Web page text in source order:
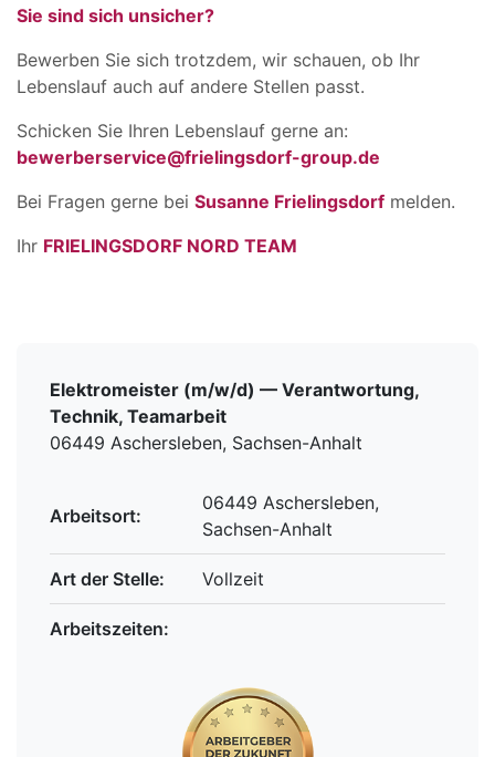
Sie sind sich unsicher?
Bewerben Sie sich trotzdem, wir schauen, ob Ihr
Lebenslauf auch auf andere Stellen passt.
Schicken Sie Ihren Lebenslauf gerne an:
bewerberservice@frielingsdorf-group.de
Bei Fragen gerne bei Susanne Frielingsdorf melden.
Ihr FRIELINGSDORF NORD TEAM
Elektromeister (m/w/d) — Verantwortung,
Technik, Teamarbeit
06449 Aschersleben, Sachsen-Anhalt
Arbeitsort:
06449 Aschersleben,
Sachsen-Anhalt
Art der Stelle: Vollzeit
Arbeitszeiten: